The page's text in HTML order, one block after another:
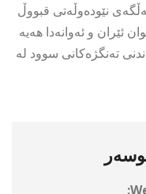
نێودەوڵەتی قبووڵ
ئێران و ئەوانەدا هەیە
تەنگژەكانی سوود لە